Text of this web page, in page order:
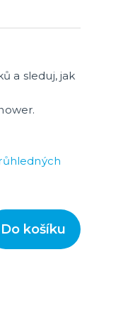
a sleduj, jak
Do košíku